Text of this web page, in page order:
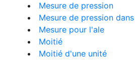
Mesure de pression
Mesure de pression
Mesure pour l'ale
Moitié
Moitié d'une unité